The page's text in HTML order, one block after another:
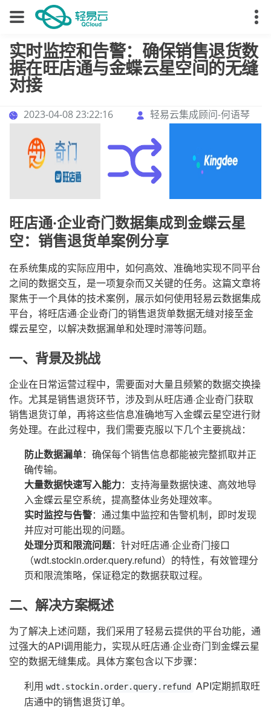
实时监控和告警：确保销售退货数
据在旺店通与金蝶云星空间的无缝
对接
2023-04-08 23:22:16 轻易云集成顾问-何语琴
旺店通·企业奇门数据集成到金蝶云星
空：销售退货单案例分享
在系统集成的实际应用中，如何高效、准确地实现不同平台
之间的数据交互，是一项复杂而又关键的任务。这篇文章将
聚焦于一个具体的技术案例，展示如何使用轻易云数据集成
平台，将旺店通·企业奇门的销售退货单数据无缝对接至金
蝶云星空，以解决数据漏单和处理时滞等问题。
一、背景及挑战
企业在日常运营过程中，需要面对大量且频繁的数据交换操
作。尤其是销售退货环节，涉及到从旺店通·企业奇门获取
销售退货订单，再将这些信息准确地写入金蝶云星空进行财
务处理。在此过程中，我们需要克服以下几个主要挑战：
防止数据漏单：确保每个销售信息都能被完整抓取并正
确传输。
大量数据快速写入能力：支持海量数据快速、高效地导
入金蝶云星空系统，提高整体业务处理效率。
实时监控与告警：通过集中监控和告警机制，即时发现
并应对可能出现的问题。
处理分页和限流问题：针对旺店通·企业奇门接口
（wdt.stockin.order.query.refund）的特性，有效管理分
页和限流策略，保证稳定的数据获取过程。
二、解决方案概述
为了解决上述问题，我们采用了轻易云提供的平台功能，通
过强大的API调用能力，实现从旺店通·企业奇门到金蝶云星
空的数据无缝集成。具体方案包含以下步骤：
利用 wdt.stockin.order.query.refund
API定期抓取旺
店通中的销售退货订单。